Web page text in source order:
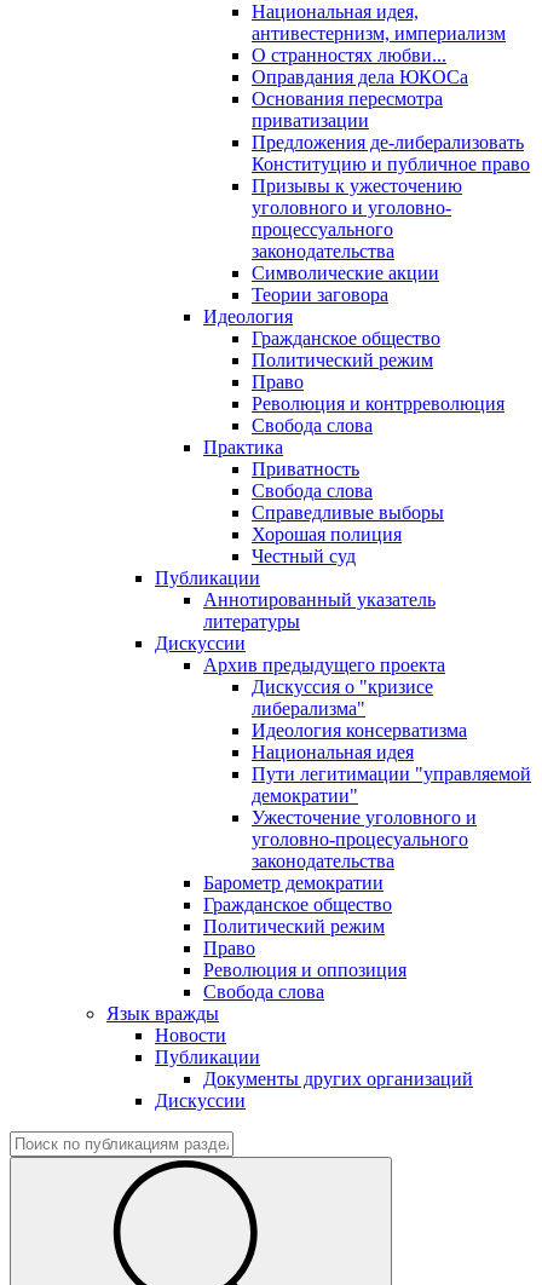
Национальная идея,
антивестернизм, империализм
О странностях любви...
Оправдания дела ЮКОСа
Основания пересмотра
приватизации
Предложения де-либерализовать
Конституцию и публичное право
Призывы к ужесточению
уголовного и уголовно-
процессуального
законодательства
Символические акции
Теории заговора
Идеология
Гражданское общество
Политический режим
Право
Революция и контрреволюция
Свобода слова
Практика
Приватность
Свобода слова
Справедливые выборы
Хорошая полиция
Честный суд
Публикации
Аннотированный указатель
литературы
Дискуссии
Архив предыдущего проекта
Дискуссия о "кризисе
либерализма"
Идеология консерватизма
Национальная идея
Пути легитимации "управляемой
демократии"
Ужесточение уголовного и
уголовно-процесуального
законодательства
Барометр демократии
Гражданское общество
Политический режим
Право
Революция и оппозиция
Свобода слова
Язык вражды
Новости
Публикации
Документы других организаций
Дискуссии